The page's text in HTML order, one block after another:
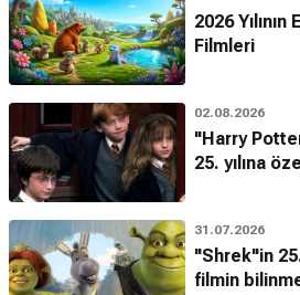
2026
Filmleri
02.08.2026
"Harry
25. yılına
31.07.2026
"Shrek"in
filmin